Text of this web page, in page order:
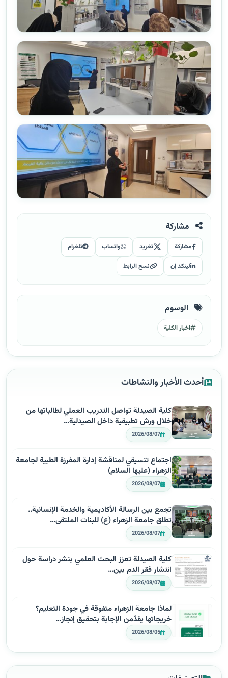
مشاركة
مشاركة تغريد واتساب تلغرام
لينكد إن نسخ الرابط
الوسوم
اخبار الكلية
أحدث الأخبار والنشاطات
كلية الصيدلة تواصل التدريب العملي لطالباتها من
خلال ورش تطبيقية داخل الصيدلية…
2026/08/07
اجتماع تنسيقي لمناقشة إدارة المفرزة الطبية لجامعة
الزهراء (عليها السلام)
2026/08/07
تجمع بين الرسالة الأكاديمية والخدمة الإنسانية..
تطلق جامعة الزهراء (ع) للبنات الملتقى…
2026/08/07
كلية الصيدلة تعزز البحث العلمي بنشر دراسة حول
انتشار فقر الدم بين…
2026/08/07
لماذا جامعة الزهراء متفوقة في جودة التعليم؟
خريجاتها يقدّمن الإجابة بتحقيق إنجاز…
2026/08/05